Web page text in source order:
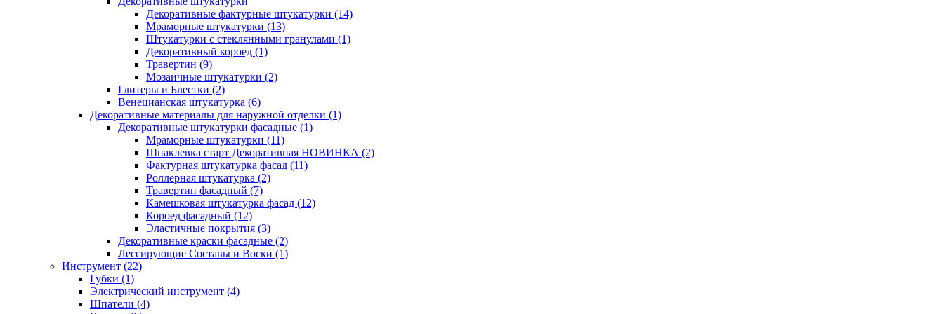
Декоративные фактурные штукатурки (14)
Мраморные штукатурки (13)
Штукатурки с стеклянными гранулами (1)
Декоративный короед (1)
Травертин (9)
Мозаичные штукатурки (2)
Глитеры и Блестки (2)
Венецианская штукатурка (6)
Декоративные материалы для наружной отделки (1)
Декоративные штукатурки фасадные (1)
Мраморные штукатурки (11)
Шпаклевка старт Декоративная НОВИНКА (2)
Фактурная штукатурка фасад (11)
Роллерная штукатурка (2)
Травертин фасадный (7)
Камешковая штукатурка фасад (12)
Короед фасадный (12)
Эластичные покрытия (3)
Декоративные краски фасадные (2)
Лессирующие Составы и Воски (1)
Инструмент (22)
Губки (1)
Электрический инструмент (4)
Шпатели (4)